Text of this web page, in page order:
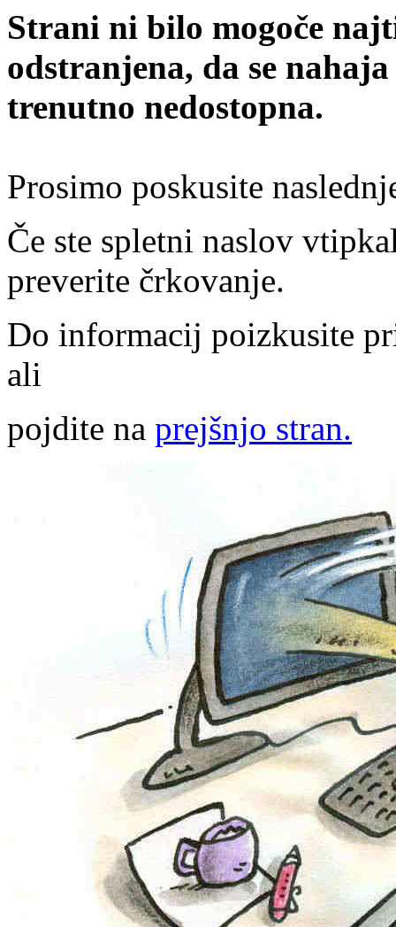
Strani ni bilo mogoče
odstranjena, da se
trenutno nedostopna.
Prosimo poskusite
Če ste spletni naslov
preverite črkovanje.
Do informacij poizkusite
ali
pojdite na prejšnjo stran.